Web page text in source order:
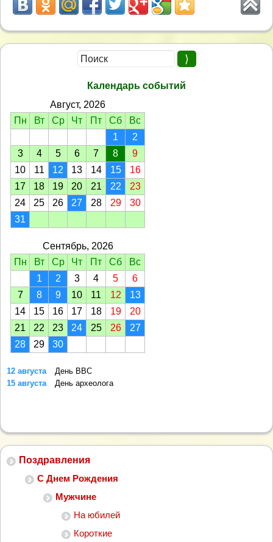
Поздравления
С Днем Рождения
Мужчине
На юбилей
Короткие
Календарь событий
Август, 2026
Пн
Вт Ср Чт Пт Сб
Вс
1
2
3
4 5 6 7 8
9
10
11 12 13 14 15
16
17
18 19 20 21 22
23
24
25 26 27 28 29
30
31
Сентябрь, 2026
Пн
Вт Ср Чт Пт Сб
Вс
1
2 3 4 5
6
7
8 9 10 11 12
13
14
15 16 17 18 19
20
21
22 23 24 25 26
27
28
29 30
12 августа
День ВВС
15 августа
День археолога